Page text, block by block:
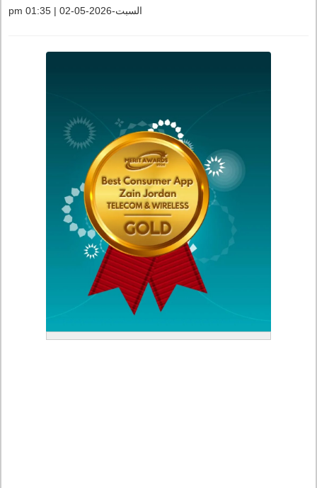
السبت-2026-05-02 | 01:35 pm